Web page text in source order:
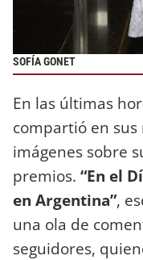
SOFÍA GONET
En las últimas
compartió en sus
imágenes sobre
premios. “En el
en Argentina”,
una ola de
seguidores,